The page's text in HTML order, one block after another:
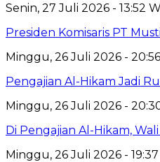
Senin, 27 Juli 2026 - 13:52
Presiden Komisaris PT
Minggu, 26 Juli 2026 -
Pengajian Al-Hikam Jadi
Minggu, 26 Juli 2026 -
Di Pengajian Al-Hikam,
Minggu, 26 Juli 2026 -